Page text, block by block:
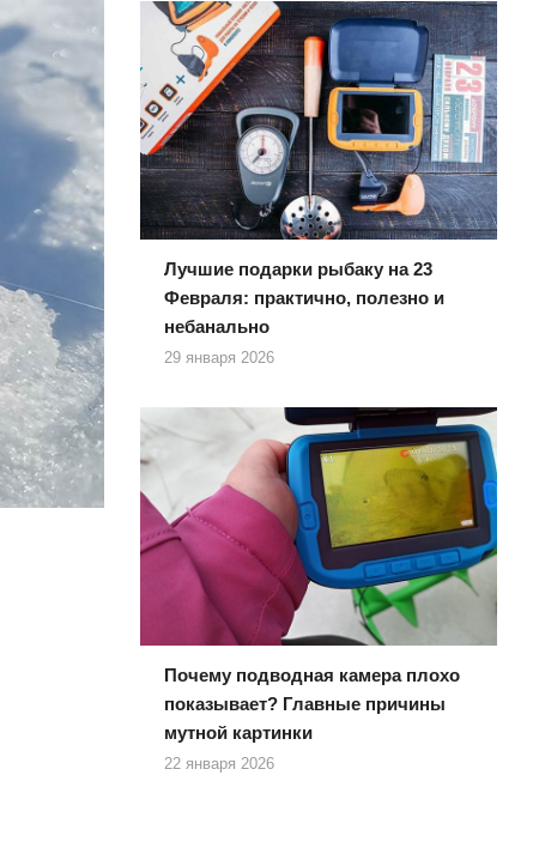
Лучшие подарки рыбаку на 23
Февраля: практично, полезно и
небанально
29 января 2026
Почему подводная камера плохо
показывает? Главные причины
мутной картинки
22 января 2026